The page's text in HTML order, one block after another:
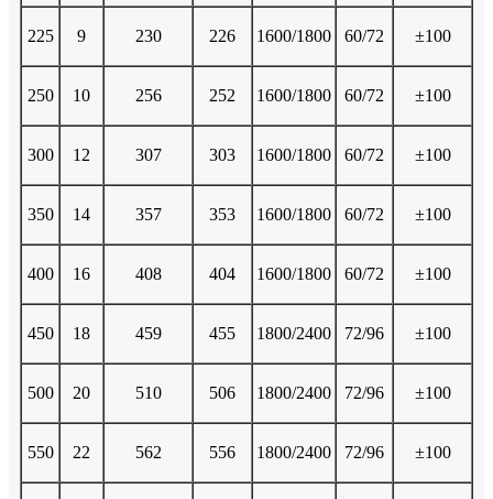
225 9 230 226 1600/1800 60/72 ±100
250 10 256 252 1600/1800 60/72 ±100
300 12 307 303 1600/1800 60/72 ±100
350 14 357 353 1600/1800 60/72 ±100
400 16 408 404 1600/1800 60/72 ±100
450 18 459 455 1800/2400 72/96 ±100
500 20 510 506 1800/2400 72/96 ±100
550 22 562 556 1800/2400 72/96 ±100